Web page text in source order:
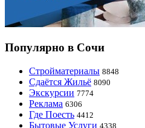
Популярно в Сочи
Стройматериалы 8848
Сдаётся Жильё 8090
Экскурсии 7774
Реклама 6306
Где Поесть 4412
Бытовые Услуги 4338